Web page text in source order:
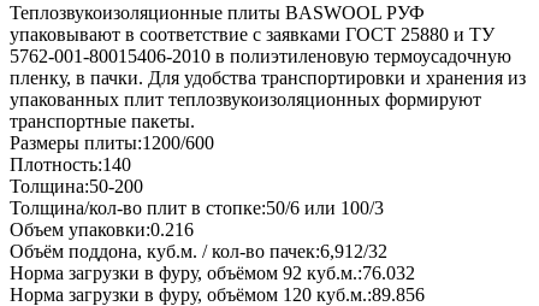
Теплозвукоизоляционные плиты BASWOOL РУФ
упаковывают в соответствие с заявками ГОСТ 25880 и ТУ
5762-001-80015406-2010 в полиэтиленовую термоусадочную
пленку, в пачки. Для удобства транспортировки и хранения из
упакованных плит теплозвукоизоляционных формируют
транспортные пакеты.
Размеры плиты:1200/600
Плотность:140
Толщина:50-200
Толщина/кол-во плит в стопке:50/6 или 100/3
Объем упаковки:0.216
Объём поддона, куб.м. / кол-во пачек:6,912/32
Норма загрузки в фуру, объёмом 92 куб.м.:76.032
Норма загрузки в фуру, объёмом 120 куб.м.:89.856